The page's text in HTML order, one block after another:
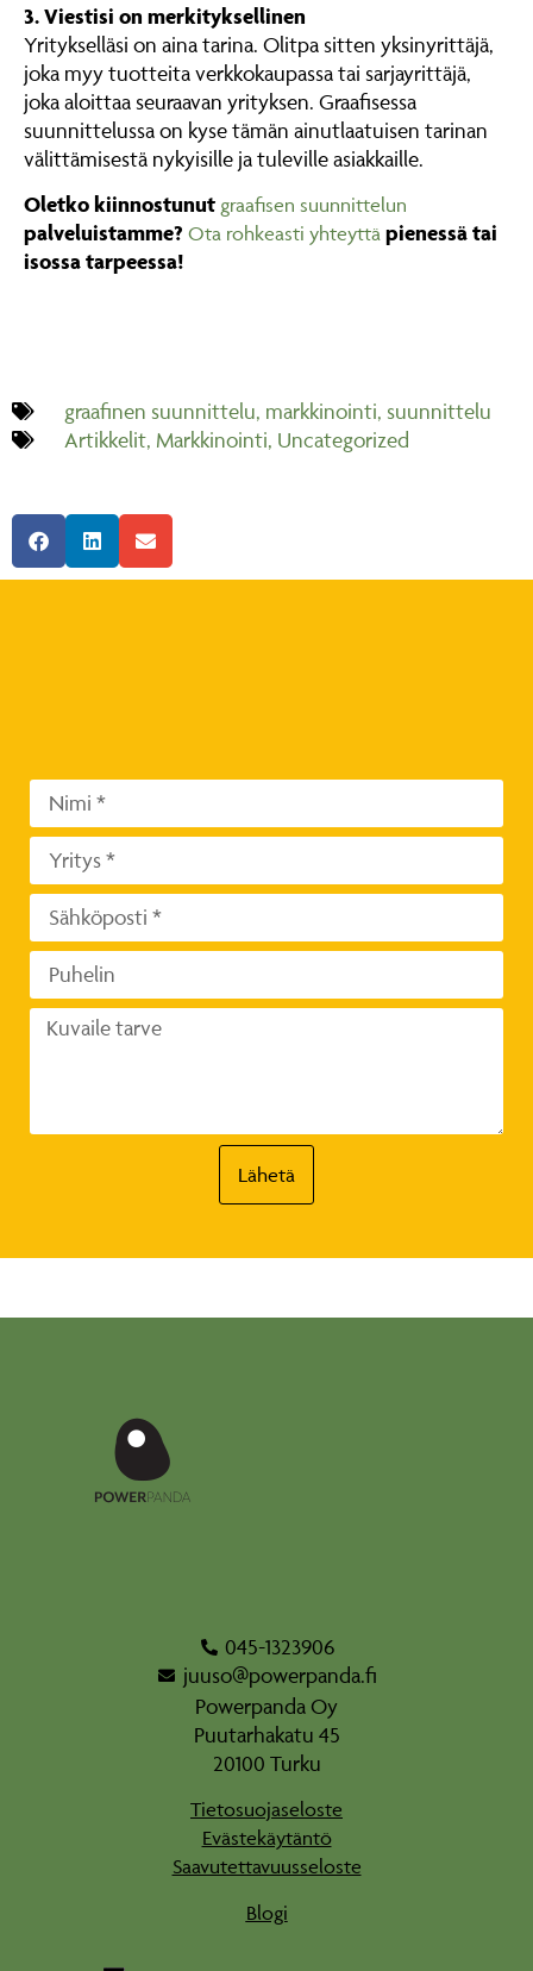
3. Viestisi on merkityksellinen
Yritykselläsi on aina tarina. Olitpa sitten yksinyrittäjä,
joka myy tuotteita verkkokaupassa tai sarjayrittäjä,
joka aloittaa seuraavan yrityksen. Graafisessa
suunnittelussa on kyse tämän ainutlaatuisen tarinan
välittämisestä nykyisille ja tuleville asiakkaille.
Oletko kiinnostunut graafisen suunnittelun
palveluistamme? Ota rohkeasti yhteyttä pienessä tai
isossa tarpeessa!
graafinen suunnittelu, markkinointi, suunnittelu
Artikkelit, Markkinointi, Uncategorized
Lähetä
045-1323906
juuso@powerpanda.fi
Powerpanda Oy
Puutarhakatu 45
20100 Turku
Tietosuojaseloste
Evästekäytäntö
Saavutettavuusseloste
Blogi